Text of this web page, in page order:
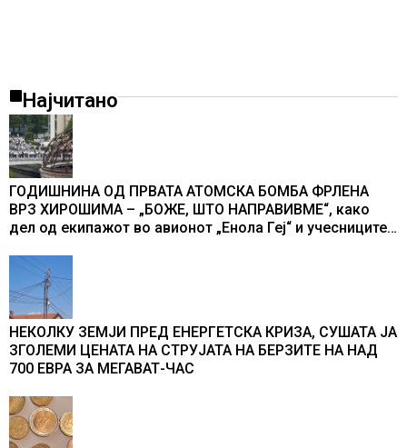
Најчитано
ГОДИШНИНА ОД ПРВАТА АТОМСКА БОМБА ФРЛЕНА
ВРЗ ХИРОШИМА – „БОЖЕ, ШТО НАПРАВИВМЕ“, како
дел од екипажот во авионот „Енола Геј“ и учесниците
промени текот на историјата
НЕКОЛКУ ЗЕМЈИ ПРЕД ЕНЕРГЕТСКА КРИЗА, СУШАТА ЈА
ЗГОЛЕМИ ЦЕНАТА НА СТРУЈАТА НА БЕРЗИТЕ НА НАД
700 ЕВРА ЗА МЕГАВАТ-ЧАС